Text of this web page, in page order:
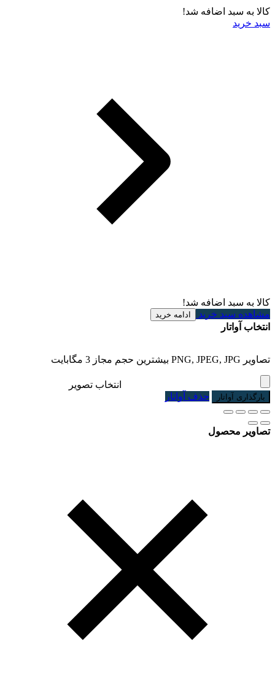
کالا به سبد اضافه شد!
سبد خرید
کالا به سبد اضافه شد!
مشاهده سبد خرید
ادامه خرید
انتخاب آواتار
تصاویر PNG, JPEG, JPG بیشترین حجم مجاز 3 مگابایت
انتخاب تصویر
بارگذاری آواتار حذف آواتار
تصاویر محصول